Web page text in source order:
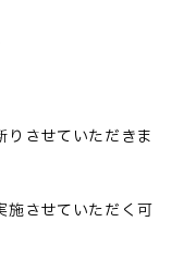
させていただきま
施させていただく可